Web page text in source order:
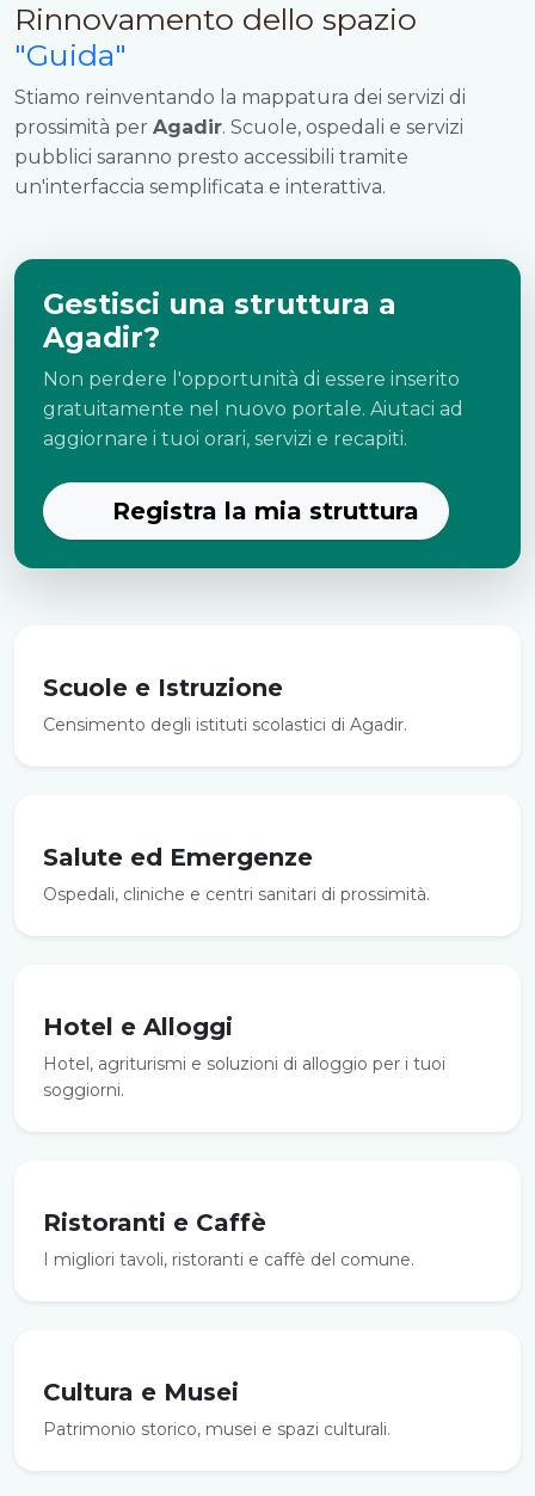
Rinnovamento dello spazio
"Guida"
Stiamo reinventando la mappatura dei servizi di
prossimità per Agadir. Scuole, ospedali e servizi
pubblici saranno presto accessibili tramite
un'interfaccia semplificata e interattiva.
Gestisci una struttura a
Agadir?
Non perdere l'opportunità di essere inserito
gratuitamente nel nuovo portale. Aiutaci ad
aggiornare i tuoi orari, servizi e recapiti.
Registra la mia struttura
Scuole e Istruzione
Censimento degli istituti scolastici di Agadir.
Salute ed Emergenze
Ospedali, cliniche e centri sanitari di prossimità.
Hotel e Alloggi
Hotel, agriturismi e soluzioni di alloggio per i tuoi
soggiorni.
Ristoranti e Caffè
I migliori tavoli, ristoranti e caffè del comune.
Cultura e Musei
Patrimonio storico, musei e spazi culturali.